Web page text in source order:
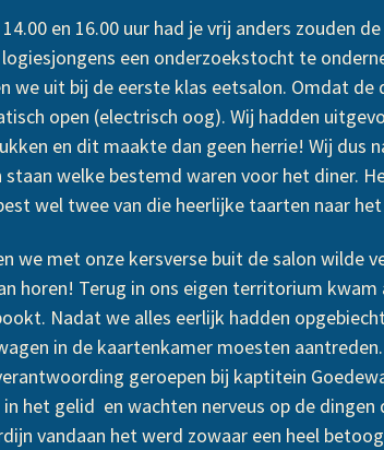
14.00 en 16.00 uur had je vrij anders zouden
een onderzoekstocht te
we uit bij de eerste klas eetsalon. Omdat
open (electrisch oog). Wij hadden
en dit maakte dan geen herrie! Wij dus
staan welke bestemd waren voor het
wel twee van die heerlijke taarten naar
we met onze kersverse buit de salon
horen! Terug in ons eigen territorium
Nadat we alles eerlijk hadden
in de kaartenkamer moesten
geroepen bij kaptitein
het gelid en wachten nerveus op de
vandaan het werd zowaar een heel